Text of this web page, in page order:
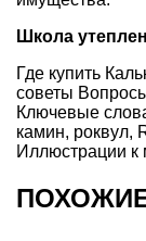
Школа
Где купить
советы
Ключевые
камин, роквул,
Иллюстрации к